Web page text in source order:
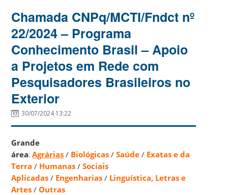
Chamada CNPq/MCTI/Fndct nº
22/2024 – Programa
Conhecimento Brasil – Apoio
a Projetos em Rede com
Pesquisadores Brasileiros no
Exterior
30/07/2024 13:22
Grande
área:Agrárias / Biológicas /Saúde / Exatas e da
Terra / Humanas /Sociais
Aplicadas / Engenharias / Linguística, Letras e
Artes /Outras